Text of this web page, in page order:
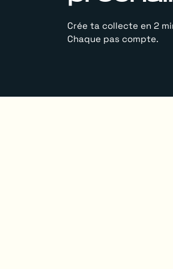
Crée ta collecte en 2
Chaque pas compte.